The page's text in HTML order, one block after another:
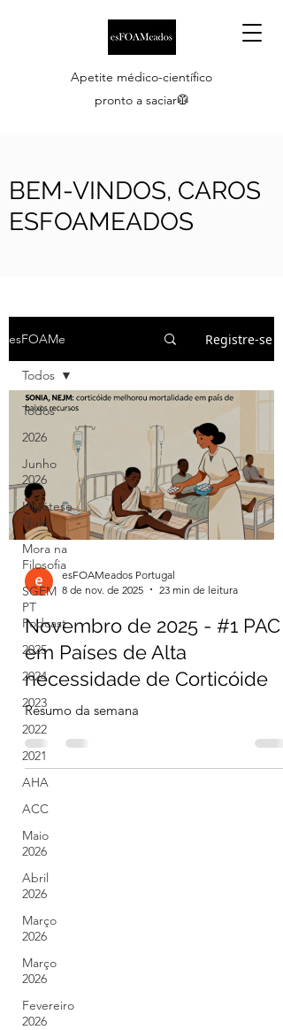
Apetite médico-científico
pronto a saciar🥼
BEM-VINDOS, CAROS
ESFOAMEADOS
esFOAMe Registre-se
Todos
2026
Junho
2026
Hipótese
Nula
Mora na
Filosofia
SGEM
PT
Podcast
2025
2024
2023
2022
2021
AHA
ACC
Maio
2026
Abril
2026
Março
2026
Março
2026
Fevereiro
2026
Todos
esFOAMeados Portugal
8 de nov. de 2025
23 min de leitura
Novembro de 2025 - #1 PAC
em Países de Alta
necessidade de Corticóide
Resumo da semana